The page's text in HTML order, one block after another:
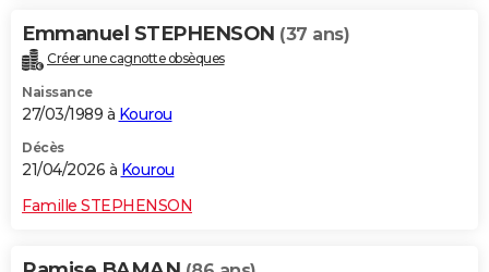
Emmanuel STEPHENSON (37 ans)
Créer une cagnotte obsèques
Naissance
27/03/1989 à Kourou
Décès
21/04/2026 à Kourou
Famille STEPHENSON